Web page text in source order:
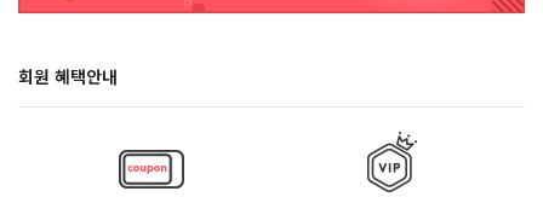
회원 혜택안내